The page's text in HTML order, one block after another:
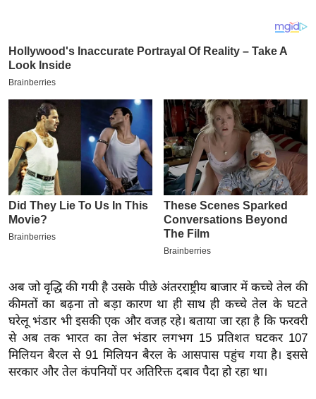
I
P
L
2
2
6
क्रा
इ
म
ई
प
र
मि
सा
ल
अब जो वृद्धि की गयी है उसके पीछे अंतरराष्ट्रीय बाजार में कच्चे तेल की
कीमतों का बढ़ना तो बड़ा कारण था ही साथ ही कच्चे तेल के घटते
घरेलू भंडार भी इसकी एक और वजह रहे। बताया जा रहा है कि फरवरी
से अब तक भारत का तेल भंडार लगभग 15 प्रतिशत घटकर 107
मिलियन बैरल से 91 मिलियन बैरल के आसपास पहुंच गया है। इससे
सरकार और तेल कंपनियों पर अतिरिक्त दबाव पैदा हो रहा था।